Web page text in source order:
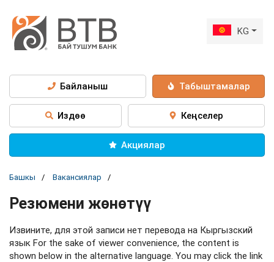
KG
Байланыш Табыштамалар
Издөө Кеңселер
Акциялар
Башкы Вакансиялар
Резюмени жөнөтүү
Извините, для этой записи нет перевода на Кыргызский
язык For the sake of viewer convenience, the content is
shown below in the alternative language. You may click the link